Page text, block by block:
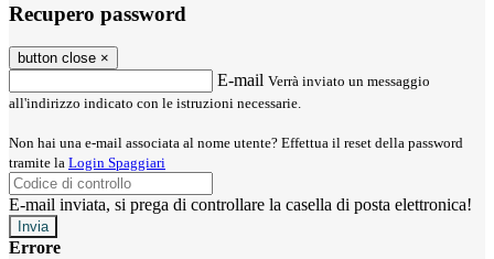
Recupero password
button close ×
E-mail Verrà inviato un messaggio
all'indirizzo indicato con le istruzioni necessarie.
Non hai una e-mail associata al nome utente? Effettua il reset della password
tramite la Login Spaggiari
E-mail inviata, si prega di controllare la casella di posta elettronica!
Errore